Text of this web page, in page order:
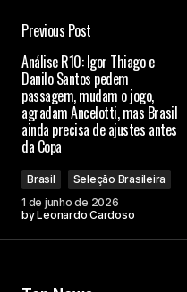
Previous Post
Análise R10: Igor Thiago e
Danilo Santos pedem
passagem, mudam o jogo,
agradam Ancelotti, mas Brasil
ainda precisa de ajustes antes
da Copa
Brasil
Seleção Brasileira
1 de junho de 2026
byLeonardo Cardoso